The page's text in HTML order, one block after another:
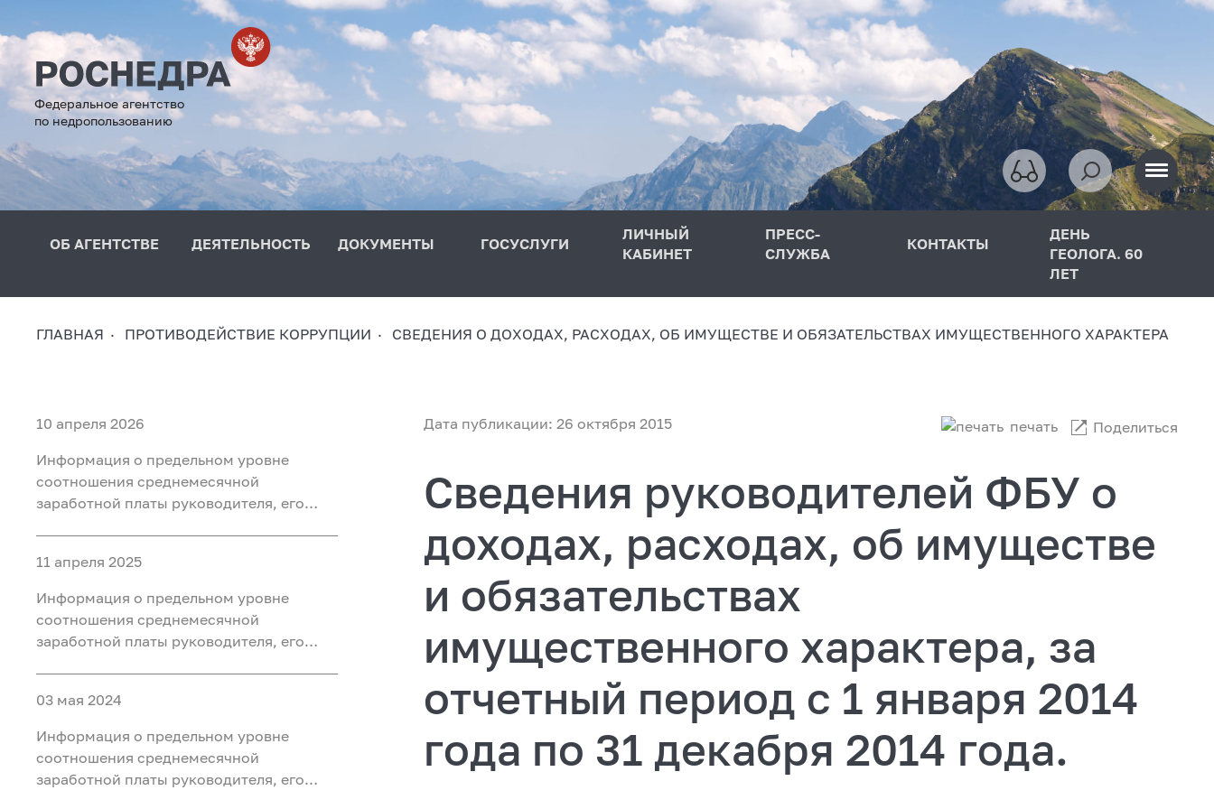
Федеральное агентство
по недропользованию
ОБ АГЕНТСТВЕ ДЕЯТЕЛЬНОСТЬ ДОКУМЕНТЫ ГОСУСЛУГИ
ЛИЧНЫЙ
КАБИНЕТ
ПРЕСС-
СЛУЖБА
КОНТАКТЫ
ДЕНЬ
ГЕОЛОГА. 60
ЛЕТ
ГЛАВНАЯ ПРОТИВОДЕЙСТВИЕ КОРРУПЦИИ СВЕДЕНИЯ О ДОХОДАХ, РАСХОДАХ, ОБ ИМУЩЕСТВЕ И ОБЯЗАТЕЛЬСТВАХ ИМУЩЕСТВЕННОГО ХАРАКТЕРА
10 апреля 2026
Информация о предельном уровне
соотношения среднемесячной
заработной платы руководителя, его
работников подведомственных
учреждений Федерального агентства по
недропользованию за 2025 год
11 апреля 2025
Информация о предельном уровне
соотношения среднемесячной
заработной платы руководителя, его
работников подведомственных
учреждений Федерального агентства по
недропользованию
03 мая 2024
Информация о предельном уровне
соотношения среднемесячной
заработной платы руководителя, его
Дата публикации: 26 октября 2015 печать Поделиться
Сведения руководителей ФБУ о
доходах, расходах, об имуществе
и обязательствах
имущественного характера, за
отчетный период с 1 января 2014
года по 31 декабря 2014 года.